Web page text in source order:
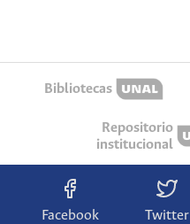
Bibliotecas
Repositorio
institucional
Facebook Twitter